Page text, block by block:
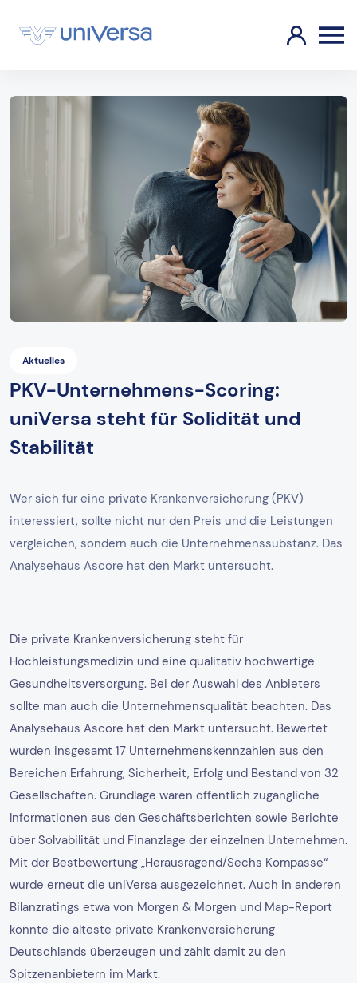
Aktuelles
PKV-Unternehmens-Scoring:
uniVersa steht für Solidität und
Stabilität
Wer sich für eine private Krankenversicherung (PKV)
interessiert, sollte nicht nur den Preis und die Leistungen
vergleichen, sondern auch die Unternehmenssubstanz. Das
Analysehaus Ascore hat den Markt untersucht.
Die private Krankenversicherung steht für
Hochleistungsmedizin und eine qualitativ hochwertige
Gesundheitsversorgung. Bei der Auswahl des Anbieters
sollte man auch die Unternehmensqualität beachten. Das
Analysehaus Ascore hat den Markt untersucht. Bewertet
wurden insgesamt 17 Unternehmenskennzahlen aus den
Bereichen Erfahrung, Sicherheit, Erfolg und Bestand von 32
Gesellschaften. Grundlage waren öffentlich zugängliche
Informationen aus den Geschäftsberichten sowie Berichte
über Solvabilität und Finanzlage der einzelnen Unternehmen.
Mit der Bestbewertung „Herausragend/Sechs Kompasse“
wurde erneut die uniVersa ausgezeichnet. Auch in anderen
Bilanzratings etwa von Morgen & Morgen und Map-Report
konnte die älteste private Krankenversicherung
Deutschlands überzeugen und zählt damit zu den
Spitzenanbietern im Markt.